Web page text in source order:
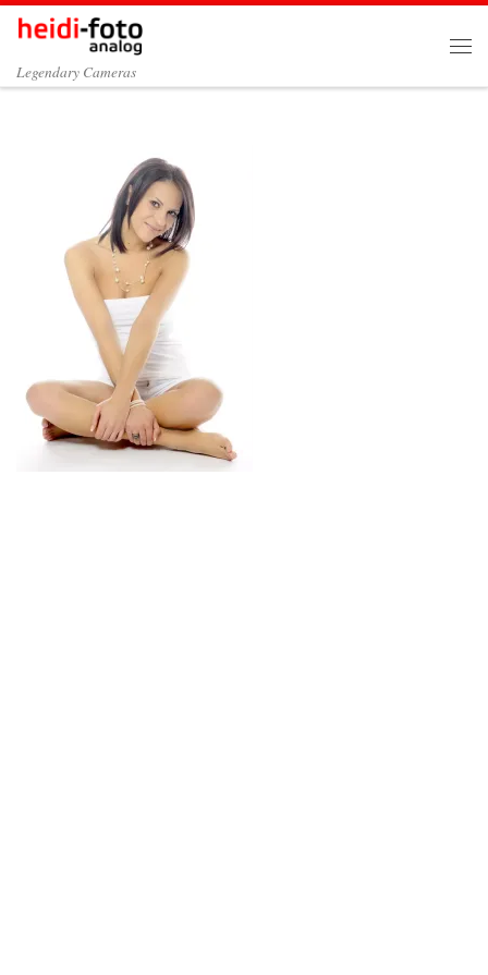
Zum Inhalt springen
Legendary Cameras